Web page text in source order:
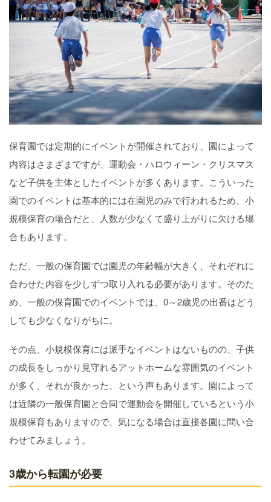
保育園では定期的にイベントが開催されており、園によって
内容はさまざまですが、運動会・ハロウィーン・クリスマス
など子供を主体としたイベントが多くあります。こういった
園でのイベントは基本的には在園児のみで行われるため、小
規模保育の場合だと、人数が少なくて盛り上がりに欠ける場
合もあります。
ただ、一般の保育園では園児の年齢幅が大きく、それぞれに
合わせた内容を少しずつ取り入れる必要があります。そのた
め、一般の保育園でのイベントでは、0～2歳児の出番はどう
しても少なくなりがちに。
その点、小規模保育には派手なイベントはないものの、子供
の成長をしっかり見守れるアットホームな雰囲気のイベント
が多く、それが良かった、という声もあります。園によって
は近隣の一般保育園と合同で運動会を開催しているという小
規模保育もありますので、気になる場合は直接各園に問い合
わせてみましょう。
3歳から転園が必要